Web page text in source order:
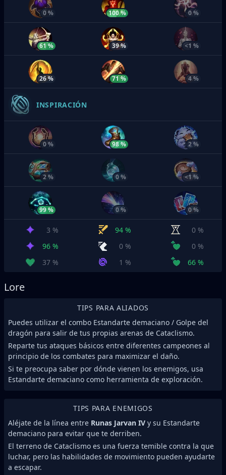
0 % 100 % 0 %
61 % 39 % <1 %
26 % 71 % 4 %
INSPIRACIÓN
0 % 98 % 2 %
2 % 0 % <1 %
99 % 0 % 0 %
3 % 94 %
0 %
96 %
0 %
0 %
37 %
1 % 66 %
Lore
TIPS PARA ALIADOS
Puedes utilizar el combo Estandarte demaciano / Golpe del
dragón para salir de tus propias arenas de Cataclismo.
Reparte tus ataques básicos entre diferentes campeones al
principio de los combates para maximizar el daño.
Si te preocupa saber por dónde vienen los enemigos, usa
Estandarte demaciano como herramienta de exploración.
TIPS PARA ENEMIGOS
Aléjate de la línea entre Runas Jarvan IV y su Estandarte
demaciano para evitar que te derriben.
El terreno de Cataclismo es una fuerza temible contra la que
luchar, pero las habilidades de movimiento pueden ayudarte
a escapar.